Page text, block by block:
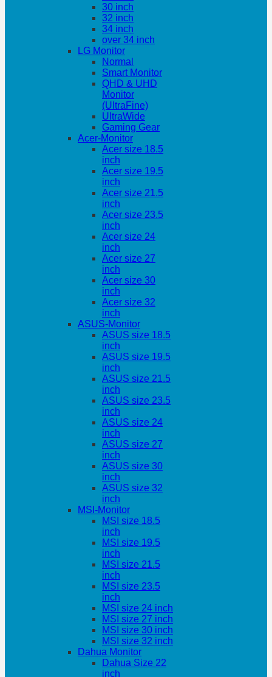
30 inch
32 inch
34 inch
over 34 inch
LG Monitor
Normal
Smart Monitor
QHD & UHD
Monitor
(UltraFine)
UltraWide
Gaming Gear
Acer-Monitor
Acer size 18.5
inch
Acer size 19.5
inch
Acer size 21.5
inch
Acer size 23.5
inch
Acer size 24
inch
Acer size 27
inch
Acer size 30
inch
Acer size 32
inch
ASUS-Monitor
ASUS size 18.5
inch
ASUS size 19.5
inch
ASUS size 21.5
inch
ASUS size 23.5
inch
ASUS size 24
inch
ASUS size 27
inch
ASUS size 30
inch
ASUS size 32
inch
MSI-Monitor
MSI size 18.5
inch
MSI size 19.5
inch
MSI size 21.5
inch
MSI size 23.5
inch
MSI size 24 inch
MSI size 27 inch
MSI size 30 inch
MSI size 32 inch
Dahua Monitor
Dahua Size 22
inch